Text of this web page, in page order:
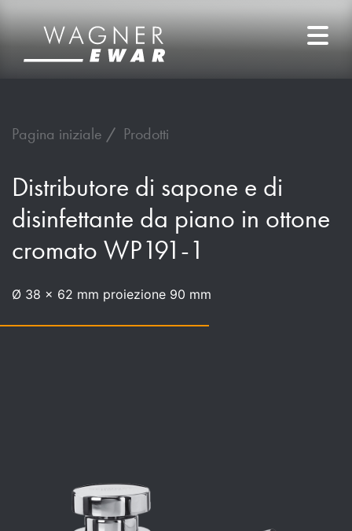
Pagina iniziale Prodotti
Distributore di sapone e di
disinfettante da piano in ottone
cromato WP191-1
Ø 38 x 62 mm proiezione 90 mm